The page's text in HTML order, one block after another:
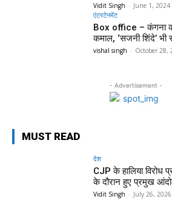
Vidit Singh - June 1, 2024
एंटरटेनमेंट
Box office – कंगना
कमाल, ‘सजनी शिंदे’ भी
vishal singh - October 28,
- Advertisement -
MUST READ
देश
CJP के हालिया विरोध
के दौरान हुए प्रमुख
Vidit Singh - July 26, 2026